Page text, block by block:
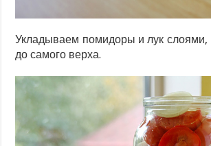
Укладываем помидоры и лук слоями,
до самого верха.